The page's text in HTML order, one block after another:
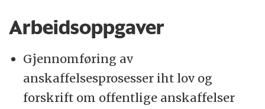
Arbeidsoppgaver
Gjennomføring av
anskaffelsesprosesser iht lov og
forskrift om offentlige anskaffelser